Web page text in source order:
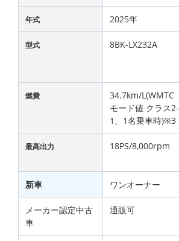
年式 2025年
型式 8BK-LX232A
燃費
34.7km/L(WMTC
モード値 クラス2-
1、1名乗車時)※3
最高出力 18PS/8,000rpm
新車 ワンオーナー
メーカー認定中古
車
通販可